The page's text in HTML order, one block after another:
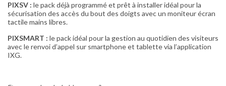
PIXSV : le pack déjà programmé et prêt à installer idéal pour la
sécurisation des accès du bout des doigts avec un moniteur écran
tactile mains libres.
PIXSMART : le pack idéal pour la gestion au quotidien des visiteurs
avec le renvoi d’appel sur smartphone et tablette via l’application
IXG.